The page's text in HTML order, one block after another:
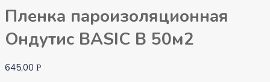
Пленка пароизоляционная
Ондутис BASIC B 50м2
645,00 Р